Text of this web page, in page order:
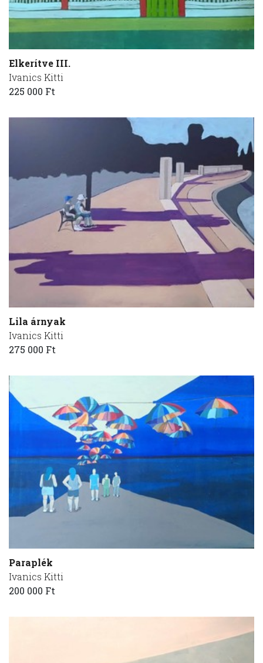
Elkerítve III.
Ivanics Kitti
225 000 Ft
Lila árnyak
Ivanics Kitti
275 000 Ft
Paraplék
Ivanics Kitti
200 000 Ft